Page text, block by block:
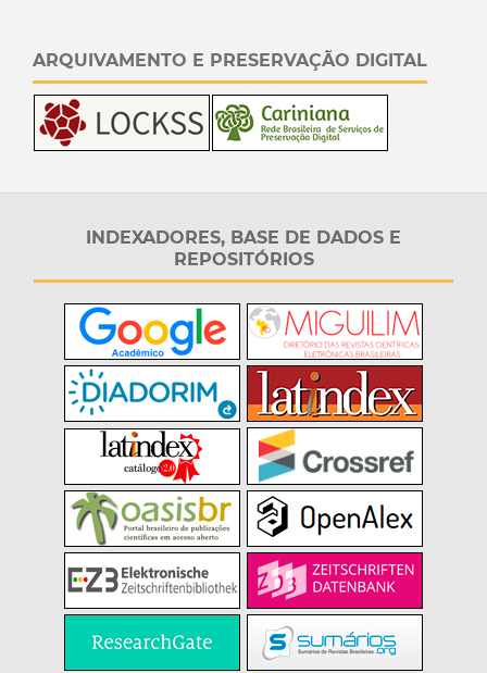
ARQUIVAMENTO E PRESERVAÇÃO DIGITAL
INDEXADORES, BASE DE DADOS E
REPOSITÓRIOS